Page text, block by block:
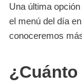
Una última
el menú del día
conoceremos